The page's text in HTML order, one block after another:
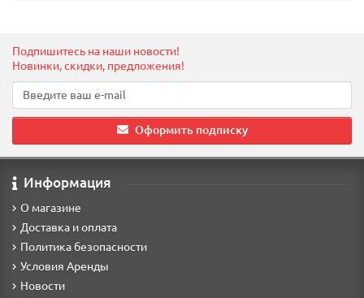
Подпишитесь на наши новости!
Новинки, скидки, предложения!
Оформить подписку
Информация
О магазине
Доставка и оплата
Политика безопасности
Условия Аренды
Новости